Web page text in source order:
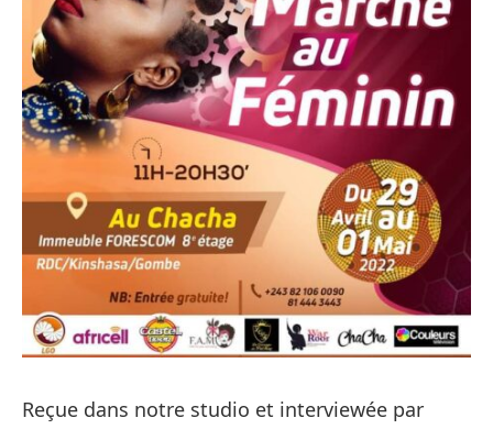
Reçue dans notre studio et interviewée par